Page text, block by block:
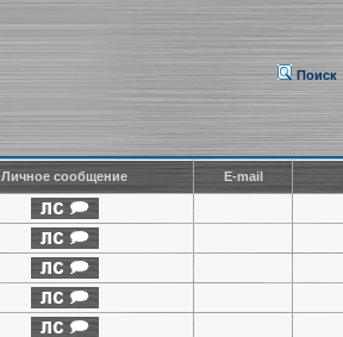
Поиск
Личное сообщение E-mail